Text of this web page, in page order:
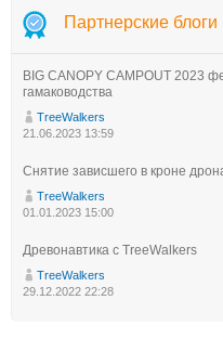
Партнерские блоги
BIG CANOPY CAMPOUT 2023
гамаководства
TreeWalkers
21.06.2023 13:59
Снятие зависшего в кроне
TreeWalkers
01.01.2023 15:00
Древонавтика с TreeWalkers
TreeWalkers
29.12.2022 22:28